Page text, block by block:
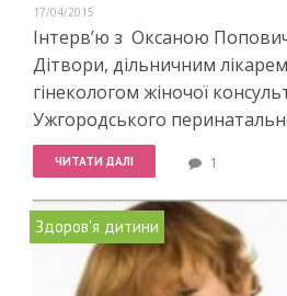
17/04/2015
Інтерв’ю з Оксаною
Дітвори, дільничним
гінекологом жіночої
Ужгородського
ЧИТАТИ ДАЛІ 1
Здоров'я дитини